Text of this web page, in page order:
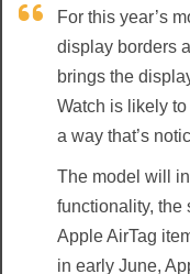
For this year’s
display borders
brings the
Watch is likely
a way that’s
The model will
functionality, the
Apple AirTag
in early June,